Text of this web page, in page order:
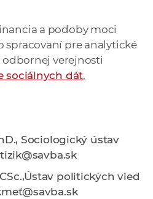
a podoby moci
spracovaní pre analytické
verejnosti
sociálnych dát.
Sociologický ústav
politických vied